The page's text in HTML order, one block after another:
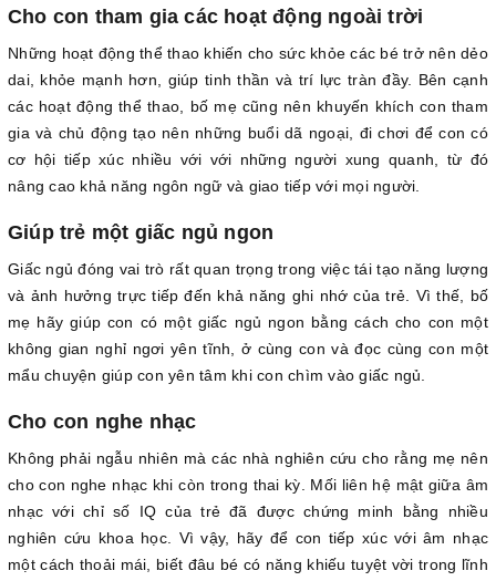
Cho con tham gia các hoạt động ngoài trời
Những hoạt động thể thao khiến cho sức khỏe các bé trở nên dẻo
dai, khỏe mạnh hơn, giúp tinh thần và trí lực tràn đầy. Bên cạnh
các hoạt động thể thao, bố mẹ cũng nên khuyến khích con tham
gia và chủ động tạo nên những buổi dã ngoại, đi chơi để con có
cơ hội tiếp xúc nhiều với với những người xung quanh, từ đó
nâng cao khả năng ngôn ngữ và giao tiếp với mọi người.
Giúp trẻ một giấc ngủ ngon
Giấc ngủ đóng vai trò rất quan trọng trong việc tái tạo năng lượng
và ảnh hưởng trực tiếp đến khả năng ghi nhớ của trẻ. Vì thế, bố
mẹ hãy giúp con có một giấc ngủ ngon bằng cách cho con một
không gian nghỉ ngơi yên tĩnh, ở cùng con và đọc cùng con một
mẩu chuyện giúp con yên tâm khi con chìm vào giấc ngủ.
Cho con nghe nhạc
Không phải ngẫu nhiên mà các nhà nghiên cứu cho rằng mẹ nên
cho con nghe nhạc khi còn trong thai kỳ. Mối liên hệ mật giữa âm
nhạc với chỉ số IQ của trẻ đã được chứng minh bằng nhiều
nghiên cứu khoa học. Vì vậy, hãy để con tiếp xúc với âm nhạc
một cách thoải mái, biết đâu bé có năng khiếu tuyệt vời trong lĩnh